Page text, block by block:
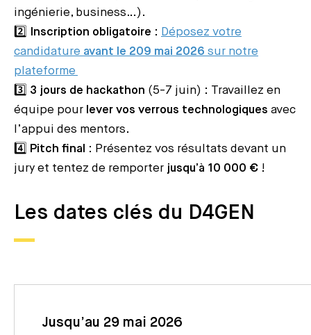
ingénierie, business…).
2️⃣
Inscription obligatoire : Déposez votre
candidature avant le 209 mai 2026 sur notre
plateforme
3️⃣ 3 jours de hackathon (5-7 juin) : Travaillez en
équipe pour lever vos verrous technologiques avec
l’appui des mentors.
4️⃣
Pitch final
: Présentez vos résultats devant un
jury et tentez de remporter jusqu’à 10 000 € !
Les dates clés du D4GEN
Jusqu’au 29 mai 2026